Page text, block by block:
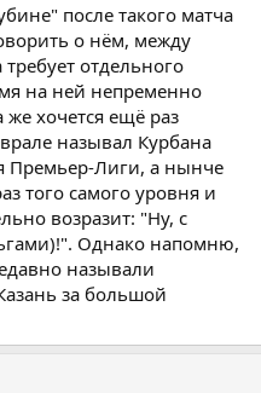
после такого матча
о нём, между
отдельного
на ней непременно
хочется ещё раз
называл Курбана
Премьер-Лиги, а нынче
того самого уровня и
возразит: "Ну, с
Однако напомню,
называли
за большой